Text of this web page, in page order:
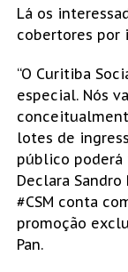
Lá os
cobertores por
“O Curitiba
especial. Nós
lotes de
público poderá
Declara
#CSM conta
promoção
Pan.